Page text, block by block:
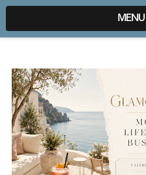
expr:lang=it;data:blog.locale
MENU